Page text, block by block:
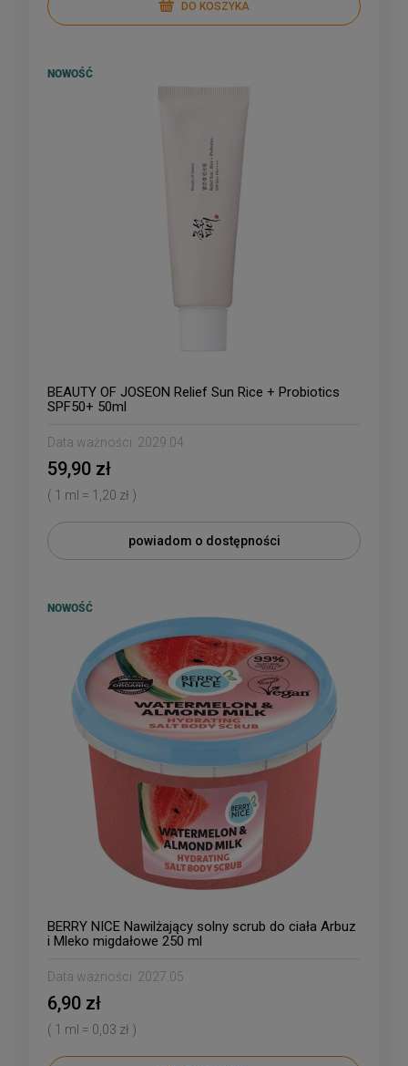
DO KOSZYKA
BEAUTY OF JOSEON Relief Sun Rice + Probiotics
SPF50+ 50ml
Data ważności: 2029.04
59,90 zł
( 1 ml = 1,20 zł )
powiadom o dostępności
NOWOŚĆ
BERRY NICE Nawilżający solny scrub do ciała Arbuz
i Mleko migdałowe 250 ml
Data ważności: 2027.05
6,90 zł
( 1 ml = 0,03 zł )
NOWOŚĆ